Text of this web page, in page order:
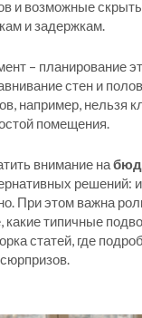
и возможные
и задержкам.
– планирование
стен и
например, нельзя
помещения.
внимание на
решений:
При этом важна
какие типичные
статей, где